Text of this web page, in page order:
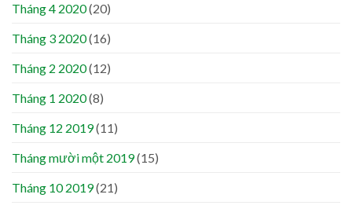
Tháng 4 2020(20)
Tháng 3 2020(16)
Tháng 2 2020(12)
Tháng 1 2020(8)
Tháng 12 2019(11)
Tháng mười một 2019(15)
Tháng 10 2019(21)